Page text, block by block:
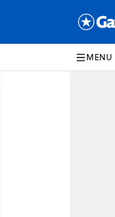
MENU